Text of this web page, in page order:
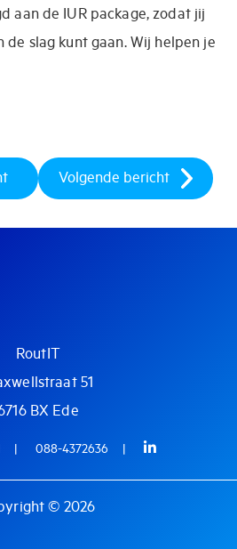
aan de IUR package, zodat jij
de slag kunt gaan. Wij helpen je
Volgende bericht
RoutIT
51
BX Ede
088-4372636
© 2026